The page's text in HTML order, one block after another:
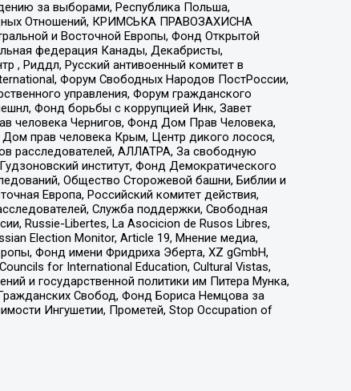
за выборами, Республика Польша,
Отношений, КРИМСЬКА ПРАВОЗАХИСНА
и Восточной Европы, Фонд Открытой
федерация Канады, Декабристы,
, Риддл, Русский антивоенный комитет в
Форум Свободных Народов ПостРоссии,
управления, Форум гражданского
Фонд борьбы с коррупцией Инк, Завет
человека Чернигов, Фонд Дом Прав Человека,
прав человека Крым, Центр дикого лосося,
расследователей, АЛЛАТРА, За свободную
институт, Фонд Демократического
Общество Сторожевой башни, Библии и
Европа, Российский комитет действия,
Служба поддержки, Свободная
Russie-Libertes, La Asocicion de Rusos Libres,
Election Monitor, Article 19, Мнение медиа,
Фонд имени Фридриха Эберта, XZ gGmbH,
for International Education, Cultural Vistas,
и государственной политики им Питера Мунка,
Свобод, Фонд Бориса Немцова за
Ингушетии, Прометей, Stop Occupation of